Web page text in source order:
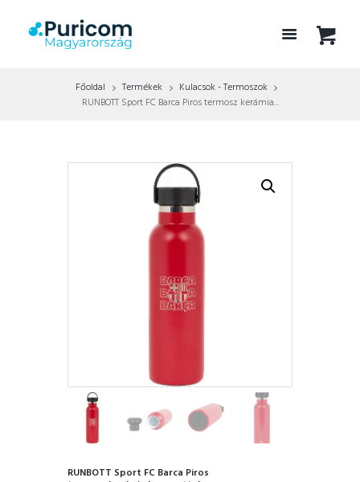
Főoldal Termékek
Kulacsok - Termoszok
RUNBOTT Sport FC Barca Piros termosz kerámia...
RUNBOTT Sport FC Barca Piros